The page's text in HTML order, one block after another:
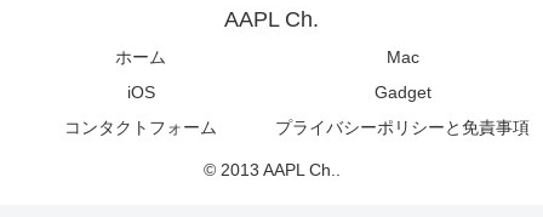
AAPL Ch.
ホーム
Mac
iOS
Gadget
コンタクトフォーム
プライバシーポリシーと免責事項
© 2013 AAPL Ch..